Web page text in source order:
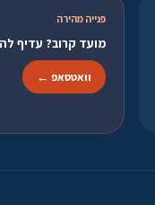
פנייה מהירה
מועד קרוב? עדיף
וואטסאפ ←